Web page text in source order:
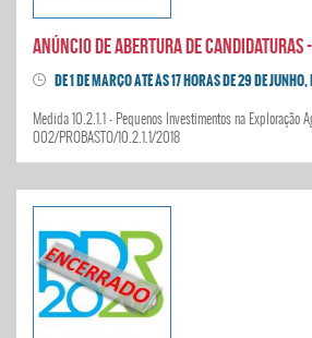
DE 1 DE MARÇO ATÉ ÀS 17 HORAS DE 29 DE JUNHO, PRORROGADO
Medida 10.2.1.1 - Pequenos Investimentos na Exploração
002/PROBASTO/10.2.1.1/2018